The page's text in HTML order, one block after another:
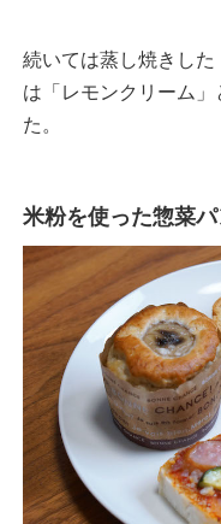
続いては蒸し焼きし
は「レモンクリーム
た。
米粉を使った惣菜